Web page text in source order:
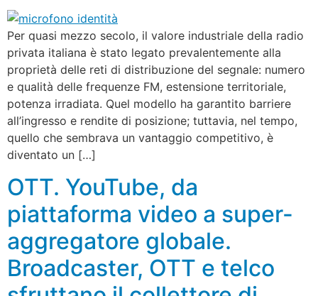
Per quasi mezzo secolo, il valore industriale della radio
privata italiana è stato legato prevalentemente alla
proprietà delle reti di distribuzione del segnale: numero
e qualità delle frequenze FM, estensione territoriale,
potenza irradiata. Quel modello ha garantito barriere
all’ingresso e rendite di posizione; tuttavia, nel tempo,
quello che sembrava un vantaggio competitivo, è
diventato un […]
OTT. YouTube, da
piattaforma video a super-
aggregatore globale.
Broadcaster, OTT e telco